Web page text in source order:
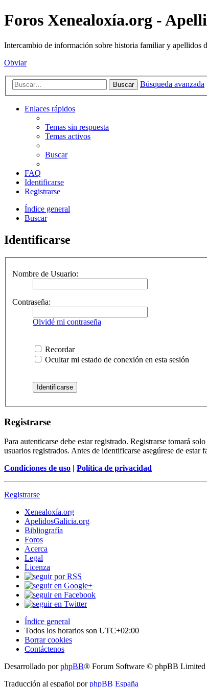
Foros Xenealoxía.org -
Intercambio de información sobre historia familiar y apellidos
Obviar
Buscar Búsqueda avanzada
Enlaces rápidos
Temas sin respuesta
Temas activos
Buscar
FAQ
Identificarse
Registrarse
Índice general
Buscar
Identificarse
Nombre de Usuario:
Contraseña:
Olvidé mi contraseña
Recordar
Ocultar mi estado de conexión en esta sesión
Registrarse
Para autenticarse debe estar registrado. Registrarse tomará
usuarios registrados. Antes de identificarse asegúrese de
Condiciones de uso | Política de privacidad
Registrarse
Xenealoxía.org
ApelidosGalicia.org
Bibliografía
Foros
Acerca
Legal
Licenza
Índice general
Todos los horarios son UTC+02:00
Borrar cookies
Contáctenos
Desarrollado porphpBB® Forum Software © phpBB Limited
Traducción al español porphpBB España